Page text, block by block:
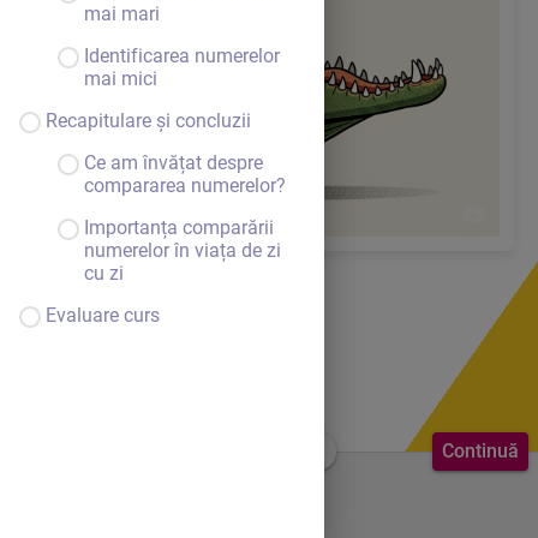
mai mari
Identificarea numerelor
mai mici
Recapitulare și concluzii
Ce am învățat despre
compararea numerelor?
Importanța comparării
numerelor în viața de zi
cu zi
Evaluare curs
Continuă